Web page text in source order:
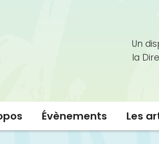
Un
la
Évènements Les